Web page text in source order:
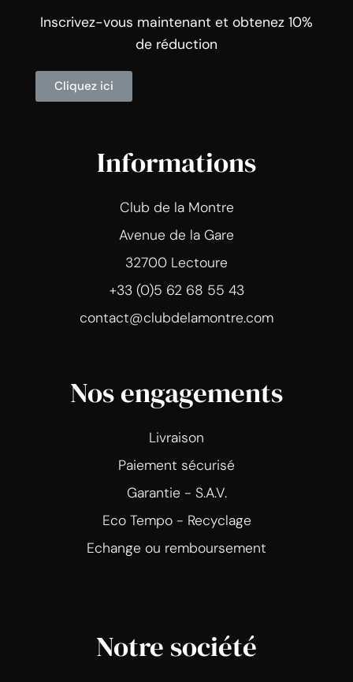
Inscrivez-vous maintenant et obtenez 10%
de réduction
Cliquez ici
Informations
Club de la Montre
Avenue de la Gare
32700 Lectoure
+33 (0)5 62 68 55 43
contact@clubdelamontre.com
Nos engagements
Livraison
Paiement sécurisé
Garantie - S.A.V.
Eco Tempo - Recyclage
Echange ou remboursement
Notre société